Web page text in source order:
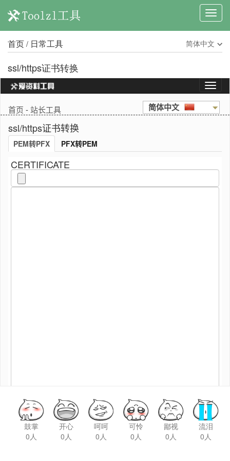
首页 / 日常工具 简体中文
ssl/https证书转换
鼓掌
0人
开心
0人
呵呵
0人
可怜
0人
鄙视
0人
流泪
0人